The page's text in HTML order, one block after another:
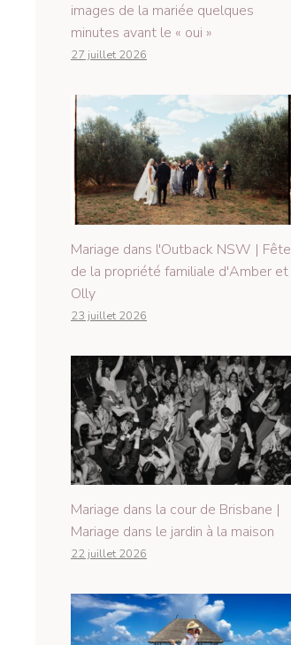
images de la mariée quelques
minutes avant le « oui »
27 juillet 2026
Mariage dans l'Outback NSW | Fête
de la propriété familiale d'Amber et
Olly
23 juillet 2026
Mariage dans la cour de Brisbane |
Mariage dans le jardin à la maison
22 juillet 2026